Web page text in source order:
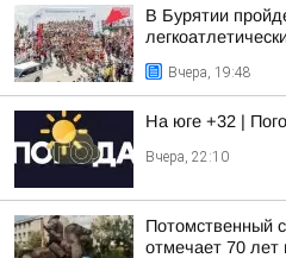
В Бурятии
Вчера, 19:48
На юге +32 |
Вчера, 22:10
Потомственный
отмечает 70